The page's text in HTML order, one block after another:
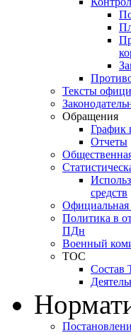
Тексты
Обращения
График
Отчеты
средств
Политика в
ПДн
Военный
ТОС
Состав